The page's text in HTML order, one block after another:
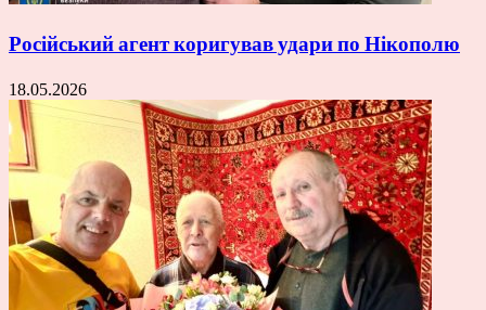
Російський агент коригував удари по Нікополю
18.05.2026